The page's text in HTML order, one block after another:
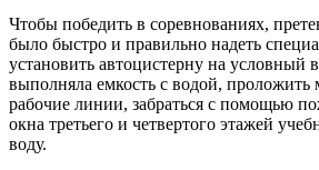
Чтобы победить в соревнованиях,
было быстро и правильно надеть
установить автоцистерну на условный
выполняла емкость с водой, проложить
рабочие линии, забраться с помощью
окна третьего и четвертого этажей
воду.